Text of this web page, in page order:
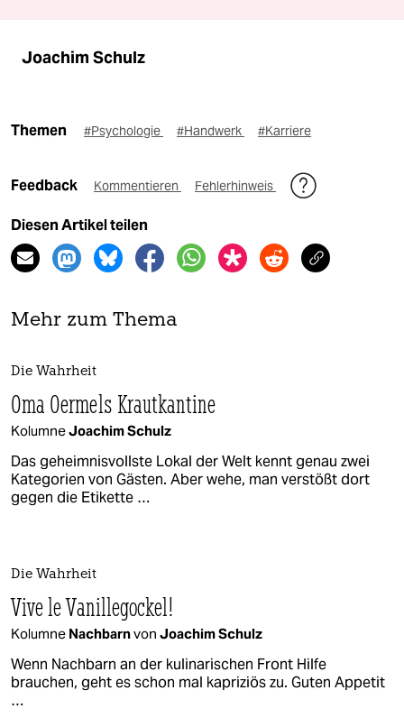
Joachim Schulz
Themen #Psychologie #Handwerk #Karriere
Feedback Kommentieren Fehlerhinweis
Diesen Artikel teilen
Mehr zum Thema
Die Wahrheit
Oma Oermels Krautkantine
KolumneJoachim Schulz
Das geheimnisvollste Lokal der Welt kennt genau zwei
Kategorien von Gästen. Aber wehe, man verstößt dort
gegen die Etikette …
Die Wahrheit
Vive le Vanillegockel!
Kolumne Nachbarnvon Joachim Schulz
Wenn Nachbarn an der kulinarischen Front Hilfe
brauchen, geht es schon mal kapriziös zu. Guten Appetit
…